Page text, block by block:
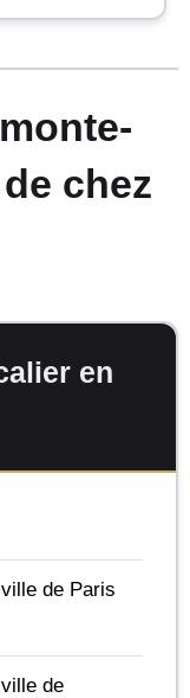
chez
en
de Paris
de